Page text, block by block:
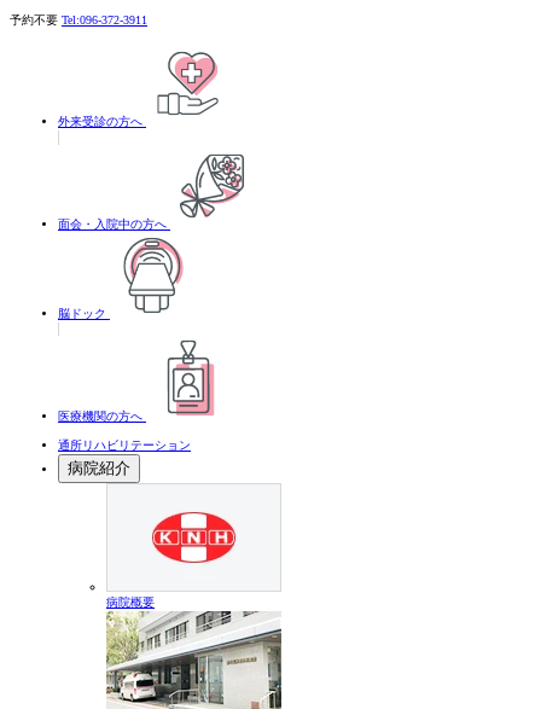
予約不要 Tel:096-372-3911
外来受診の方へ
面会・入院中の方へ
脳ドック
医療機関の方へ
通所リハビリテーション
病院紹介
病院概要